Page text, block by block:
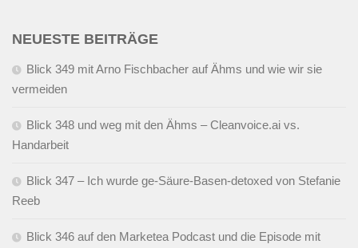
NEUESTE BEITRÄGE
Blick 349 mit Arno Fischbacher auf Ähms und wie wir sie
vermeiden
Blick 348 und weg mit den Ähms – Cleanvoice.ai vs.
Handarbeit
Blick 347 – Ich wurde ge-Säure-Basen-detoxed von Stefanie
Reeb
Blick 346 auf den Marketea Podcast und die Episode mit